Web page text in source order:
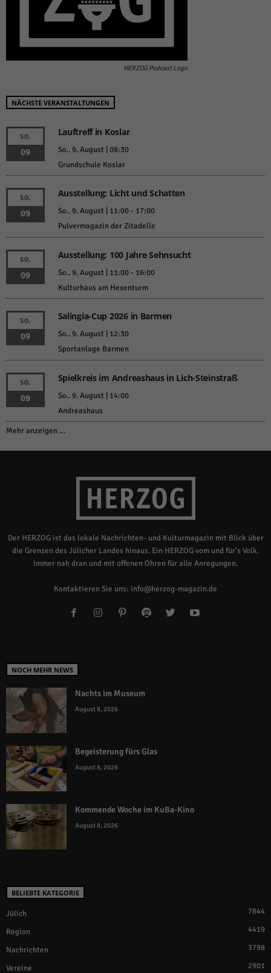
HERZOG Podcast Logo
NÄCHSTE VERANSTALTUNGEN
SO.
09
Lauftreff in Koslar
So.. 9. August | 08:30
Grundschule Koslar
SO.
09
Ausstellung: Licht und Schatten
So.. 9. August | 11:00- 17:00
Pulvermagazin der Zitadelle
SO.
09
Ausstellung: 100 Jahre Sehnsucht
So.. 9. August | 11:00- 16:00
Kulturhaus am Hexenturm
SO.
09
Salingia-Cup 2026 in Barmen
So.. 9. August | 12:30
Sportanlage Barmen
SO.
09
Spielkreis im Andreashaus in Lich-Steinstraß
So.. 9. August | 14:00
Andreashaus
Mehr anzeigen …
Der HERZOG ist das lokale Nachrichten- und Kulturmagazin mit Blick über
die Grenzen des Jülicher Landes hinaus. Ein HERZOG vom und für's Volk.
Immer nah dran und mit offenen Ohren für alle Anregungen.
Kontaktieren Sie uns: info@herzog-magazin.de
NOCH MEHR NEWS
Nachts im Museum
August 8, 2026
Begeisterung fürs Glas
August 8, 2026
Kommende Woche im KuBa-Kino
August 8, 2026
BELIEBTE KATEGORIE
Jülich 7844
Region 4419
Nachrichten 3798
Vereine 2901